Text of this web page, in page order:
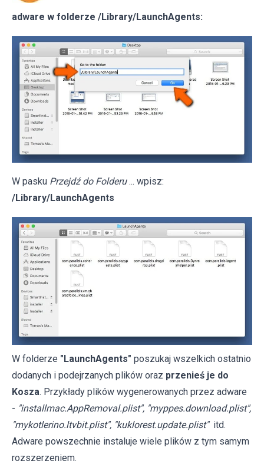
adware w folderze /Library/LaunchAgents:
W pasku Przejdź do Folderu ... wpisz:
/Library/LaunchAgents
W folderze "LaunchAgents" poszukaj wszelkich ostatnio
dodanych i podejrzanych plików oraz przenieś je do
Kosza. Przykłady plików wygenerowanych przez adware
- "installmac.AppRemoval.plist", "myppes.download.plist",
"mykotlerino.ltvbit.plist", "kuklorest.update.plist" itd.
Adware powszechnie instaluje wiele plików z tym samym
rozszerzeniem.